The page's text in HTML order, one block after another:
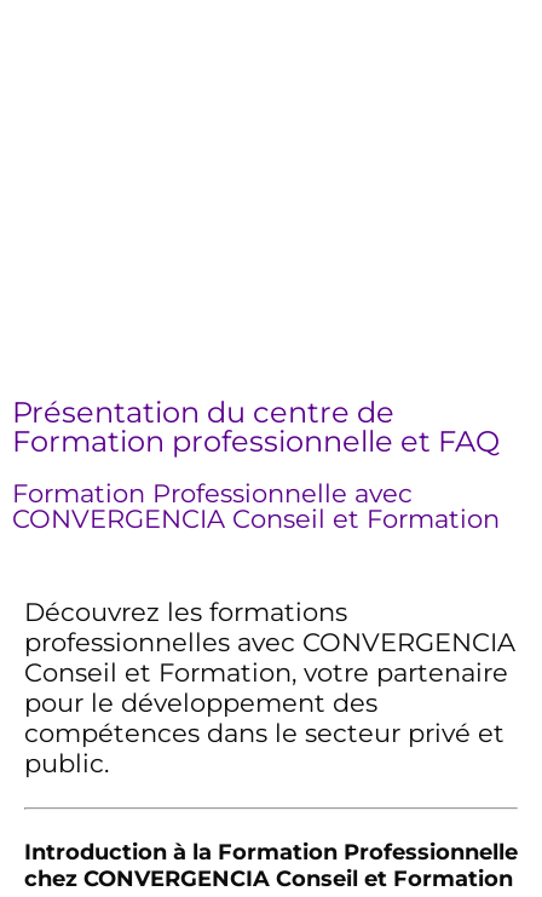
Présentation du centre de
Formation professionnelle et FAQ
Formation Professionnelle avec
CONVERGENCIA Conseil et Formation
Découvrez les formations
professionnelles avec CONVERGENCIA
Conseil et Formation, votre partenaire
pour le développement des
compétences dans le secteur privé et
public.
Introduction à la Formation Professionnelle
chez CONVERGENCIA Conseil et Formation